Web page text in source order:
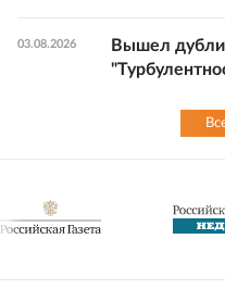
03.08.2026
Вышел